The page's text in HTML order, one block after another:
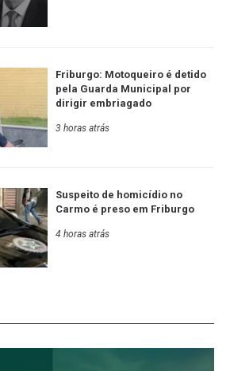
Friburgo: Motoqueiro é detido
pela Guarda Municipal por
dirigir embriagado
3 horas atrás
Suspeito de homicídio no
Carmo é preso em Friburgo
4 horas atrás